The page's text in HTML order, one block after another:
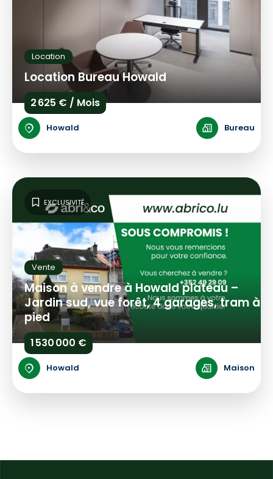
Location
Location Bureau Howald
2 625 € / Mois
Howald Bureau
Vente
Maison à vendre à Howald plateau –
Jardin sud, vue forêt, 4 garages, tram à
pied
1 530 000 €
Howald Maison
EXCLUSIVITÉ